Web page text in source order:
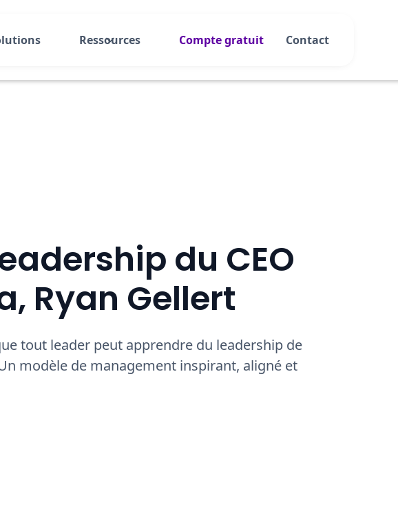
Ressources Compte gratuit Contact
du CEO
Ryan Gellert
tout leader peut apprendre du leadership de
modèle de management inspirant, aligné et